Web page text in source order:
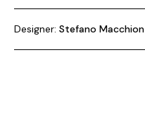
Designer: Stefano Macchion